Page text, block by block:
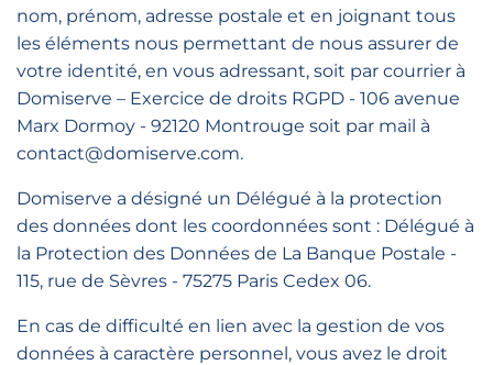
nom, prénom, adresse postale et en joignant tous
les éléments nous permettant de nous assurer de
votre identité, en vous adressant, soit par courrier à
Domiserve – Exercice de droits RGPD - 106 avenue
Marx Dormoy - 92120 Montrouge soit par mail à
contact@domiserve.com.
Domiserve a désigné un Délégué à la protection
des données dont les coordonnées sont : Délégué à
la Protection des Données de La Banque Postale -
115, rue de Sèvres - 75275 Paris Cedex 06.
En cas de difficulté en lien avec la gestion de vos
données à caractère personnel, vous avez le droit